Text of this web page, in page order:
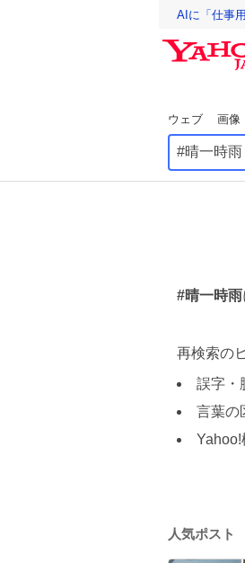
AIに「仕事
ウェブ 画像
#晴一時雨
再検索の
誤字・
言葉の
Yahoo!
人気ポスト